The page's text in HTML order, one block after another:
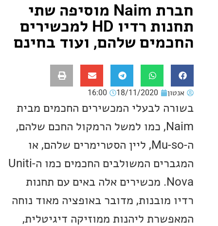
חברת Naim מוסיפה שתי
תחנות רדיו HD למכשירים
שלהם, ועוד בחינם
18/11/2020
16:00
לבעלי המכשירים החכמים מבית
Naim, כמו למשל הרמקול החכם שלהם,
ה-Mu-so, ליין הסטרימרים שלהם, או
המגברים המשולבים החכמים כמו ה-Uniti
Nova. מכשירים אלה באים עם תחנות
מובנות, מדובר באופציה מאוד נוחה
ליהנות ממוזיקה דיגיטלית,